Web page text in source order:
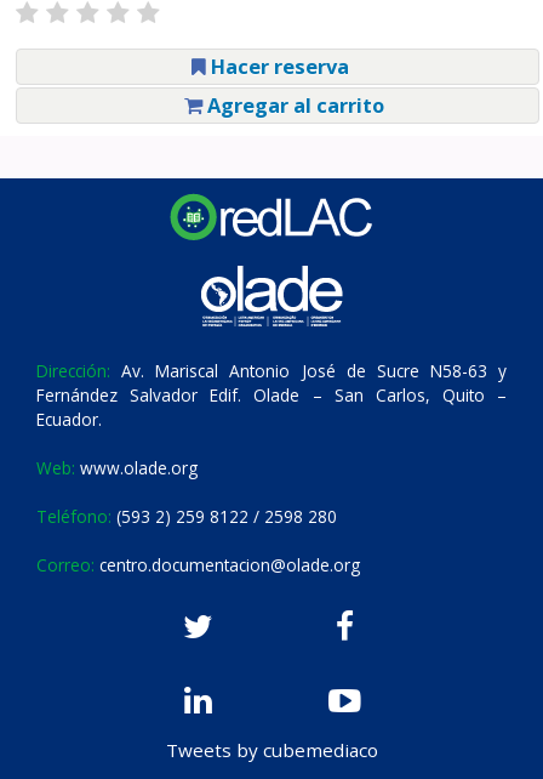
Hacer reserva
Agregar al carrito
Dirección: Av. Mariscal Antonio José de Sucre N58-63 y
Fernández Salvador Edif. Olade – San Carlos, Quito –
Ecuador.
Web: www.olade.org
Teléfono: (593 2) 259 8122 / 2598 280
Correo: centro.documentacion@olade.org
Tweets by cubemediaco